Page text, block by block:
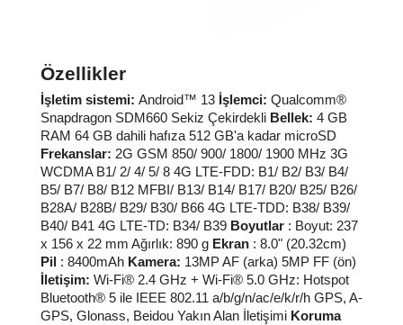
İşletim sistemi:
İşlemci:
Bellek:
Frekanslar:
Boyutlar
Ekran
Pil
Kamera:
İletişim:
Koruma